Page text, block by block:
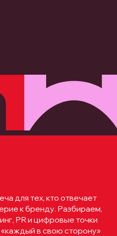
для тех, кто отвечает
к бренду. Разбираем,
PR и цифровые точки
в свою сторону»